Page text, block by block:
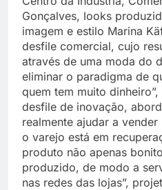
Gonçalves, looks
imagem e estilo Marina
desfile comercial, cujo
através de uma moda do
eliminar o paradigma de
quem tem muito
desfile de inovação,
realmente ajudar a
o varejo está em
produto não apenas
produzido, de modo a
nas redes das lojas”,